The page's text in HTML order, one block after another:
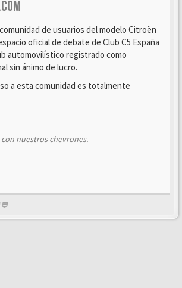
de usuarios del modelo Citroën
oficial de debate de Club C5 España
automovilístico registrado como
sin ánimo de lucro.
a esta comunidad es totalmente
nuestros chevrones.